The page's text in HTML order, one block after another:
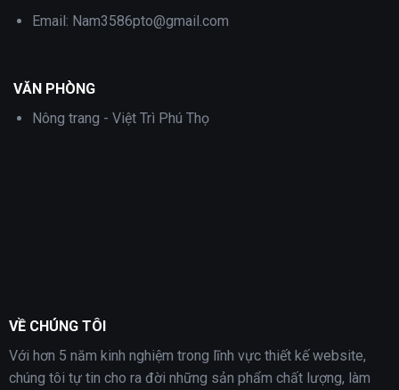
Email: Nam3586pto@gmail.com
VĂN PHÒNG
Nông trang - Việt Trì Phú Thọ
VỀ CHÚNG TÔI
Với hơn 5 năm kinh nghiệm trong lĩnh vực thiết kế website,
chúng tôi tự tin cho ra đời những sản phẩm chất lượng, làm